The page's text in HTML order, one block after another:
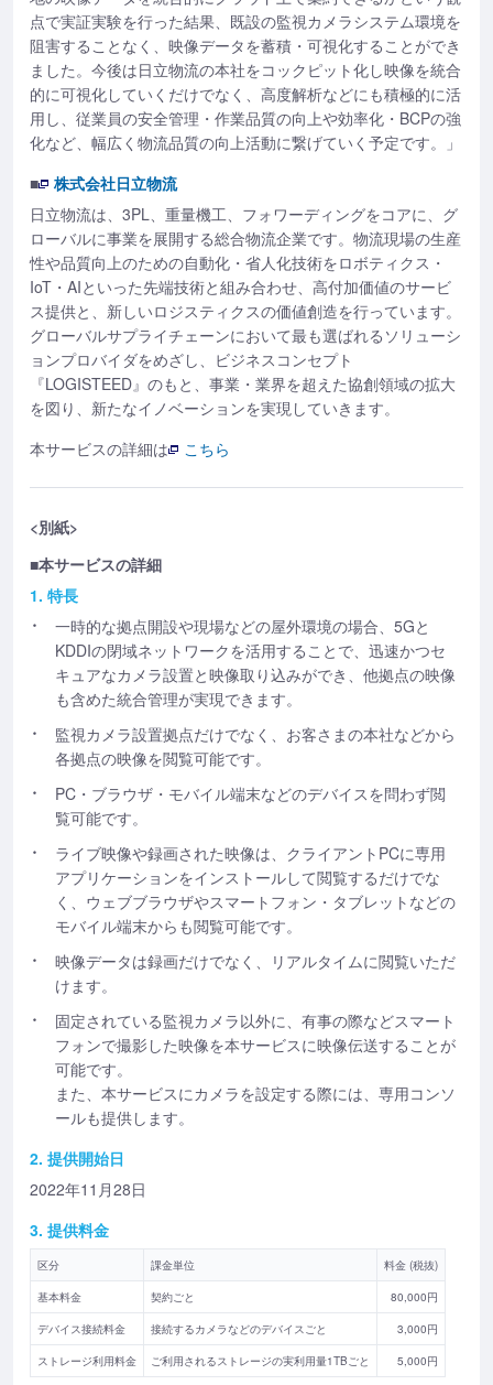
点で実証実験を行った結果、既設の監視カメラシステム環境を
阻害することなく、映像データを蓄積・可視化することができ
ました。今後は日立物流の本社をコックピット化し映像を統合
的に可視化していくだけでなく、高度解析などにも積極的に活
用し、従業員の安全管理・作業品質の向上や効率化・BCPの強
化など、幅広く物流品質の向上活動に繋げていく予定です。」
■
株式会社日立物流
日立物流は、3PL、重量機工、フォワーディングをコアに、グ
ローバルに事業を展開する総合物流企業です。物流現場の生産
性や品質向上のための自動化・省人化技術をロボティクス・
IoT・AIといった先端技術と組み合わせ、高付加価値のサービ
ス提供と、新しいロジスティクスの価値創造を行っています。
グローバルサプライチェーンにおいて最も選ばれるソリューシ
ョンプロバイダをめざし、ビジネスコンセプト
『LOGISTEED』のもと、事業・業界を超えた協創領域の拡大
を図り、新たなイノベーションを実現していきます。
本サービスの詳細は
こちら
<別紙>
■本サービスの詳細
1. 特長
一時的な拠点開設や現場などの屋外環境の場合、5Gと
KDDIの閉域ネットワークを活用することで、迅速かつセ
キュアなカメラ設置と映像取り込みができ、他拠点の映像
も含めた統合管理が実現できます。
監視カメラ設置拠点だけでなく、お客さまの本社などから
各拠点の映像を閲覧可能です。
PC・ブラウザ・モバイル端末などのデバイスを問わず閲
覧可能です。
ライブ映像や録画された映像は、クライアントPCに専用
アプリケーションをインストールして閲覧するだけでな
く、ウェブブラウザやスマートフォン・タブレットなどの
モバイル端末からも閲覧可能です。
映像データは録画だけでなく、リアルタイムに閲覧いただ
けます。
固定されている監視カメラ以外に、有事の際などスマート
フォンで撮影した映像を本サービスに映像伝送することが
可能です。
また、本サービスにカメラを設定する際には、専用コンソ
ールも提供します。
2. 提供開始日
2022年11月28日
3. 提供料金
区分 課金単位 料金 (税抜)
基本料金 契約ごと 80,000円
デバイス接続料金 接続するカメラなどのデバイスごと 3,000円
ストレージ利用料金 ご利用されるストレージの実利用量1TBごと 5,000円